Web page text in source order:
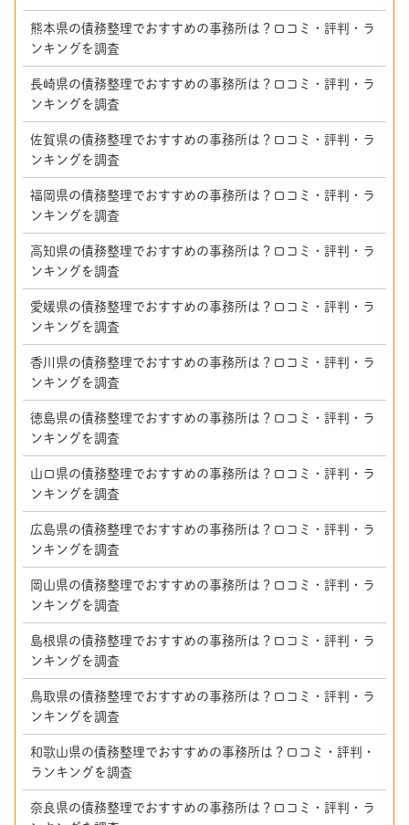
熊本県の債務整理でおすすめの事務所は？口コミ・評判・ラ
ンキングを調査
長崎県の債務整理でおすすめの事務所は？口コミ・評判・ラ
ンキングを調査
佐賀県の債務整理でおすすめの事務所は？口コミ・評判・ラ
ンキングを調査
福岡県の債務整理でおすすめの事務所は？口コミ・評判・ラ
ンキングを調査
高知県の債務整理でおすすめの事務所は？口コミ・評判・ラ
ンキングを調査
愛媛県の債務整理でおすすめの事務所は？口コミ・評判・ラ
ンキングを調査
香川県の債務整理でおすすめの事務所は？口コミ・評判・ラ
ンキングを調査
徳島県の債務整理でおすすめの事務所は？口コミ・評判・ラ
ンキングを調査
山口県の債務整理でおすすめの事務所は？口コミ・評判・ラ
ンキングを調査
広島県の債務整理でおすすめの事務所は？口コミ・評判・ラ
ンキングを調査
岡山県の債務整理でおすすめの事務所は？口コミ・評判・ラ
ンキングを調査
島根県の債務整理でおすすめの事務所は？口コミ・評判・ラ
ンキングを調査
鳥取県の債務整理でおすすめの事務所は？口コミ・評判・ラ
ンキングを調査
和歌山県の債務整理でおすすめの事務所は？口コミ・評判・
ランキングを調査
奈良県の債務整理でおすすめの事務所は？口コミ・評判・ラ